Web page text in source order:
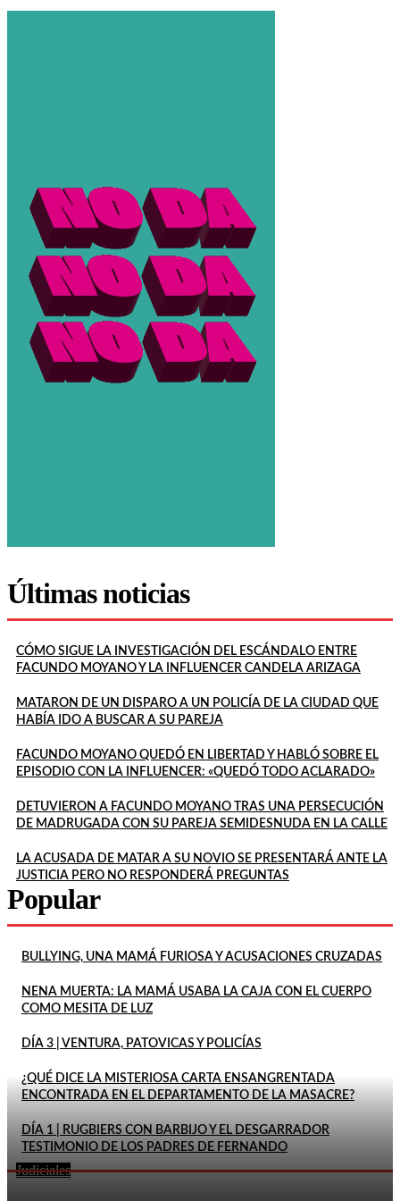
Últimas noticias
CÓMO SIGUE LA INVESTIGACIÓN DEL ESCÁNDALO ENTRE
FACUNDO MOYANO Y LA INFLUENCER CANDELA ARIZAGA
MATARON DE UN DISPARO A UN POLICÍA DE LA CIUDAD QUE
HABÍA IDO A BUSCAR A SU PAREJA
FACUNDO MOYANO QUEDÓ EN LIBERTAD Y HABLÓ SOBRE EL
EPISODIO CON LA INFLUENCER: «QUEDÓ TODO ACLARADO»
DETUVIERON A FACUNDO MOYANO TRAS UNA PERSECUCIÓN
DE MADRUGADA CON SU PAREJA SEMIDESNUDA EN LA CALLE
LA ACUSADA DE MATAR A SU NOVIO SE PRESENTARÁ ANTE LA
JUSTICIA PERO NO RESPONDERÁ PREGUNTAS
Popular
BULLYING, UNA MAMÁ FURIOSA Y ACUSACIONES CRUZADAS
NENA MUERTA: LA MAMÁ USABA LA CAJA CON EL CUERPO
COMO MESITA DE LUZ
DÍA 3 | VENTURA, PATOVICAS Y POLICÍAS
¿QUÉ DICE LA MISTERIOSA CARTA ENSANGRENTADA
ENCONTRADA EN EL DEPARTAMENTO DE LA MASACRE?
DÍA 1 | RUGBIERS CON BARBIJO Y EL DESGARRADOR
TESTIMONIO DE LOS PADRES DE FERNANDO
Judiciales